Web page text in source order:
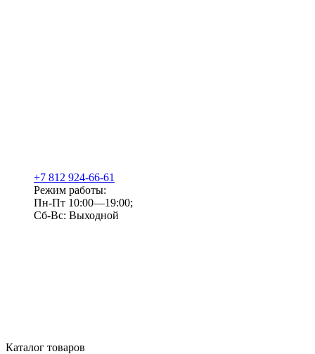
+7 812 924-66-61
Режим работы:
Пн-Пт 10:00—19:00;
Сб-Вс: Выходной
Каталог товаров